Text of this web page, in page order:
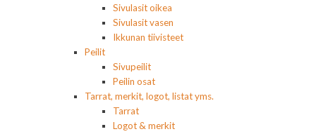
Sivulasit oikea
Sivulasit vasen
Ikkunan tiivisteet
Peilit
Sivupeilit
Peilin osat
Tarrat, merkit, logot, listat yms.
Tarrat
Logot & merkit